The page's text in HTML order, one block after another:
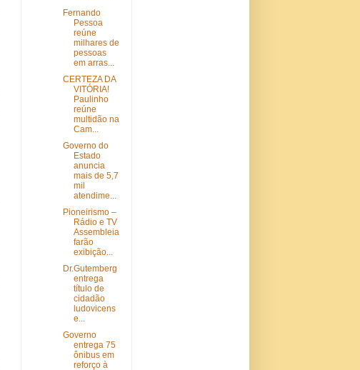
Fernando
Pessoa
reúne
milhares de
pessoas
em arras...
CERTEZA DA
VITÓRIA!
Paulinho
reúne
multidão na
Cam...
Governo do
Estado
anuncia
mais de 5,7
mil
atendime...
Pioneirismo –
Rádio e TV
Assembleia
farão
exibição...
Dr.Gutemberg
entrega
título de
cidadão
ludovicens
e...
Governo
entrega 75
ônibus em
reforço à